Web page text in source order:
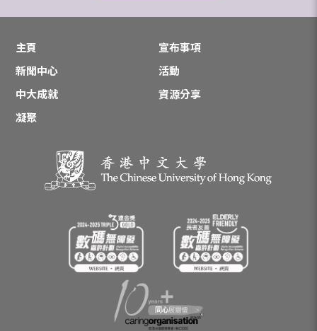
主頁
宣布事項
新聞中心
活動
中大成就
資源分享
凝聚